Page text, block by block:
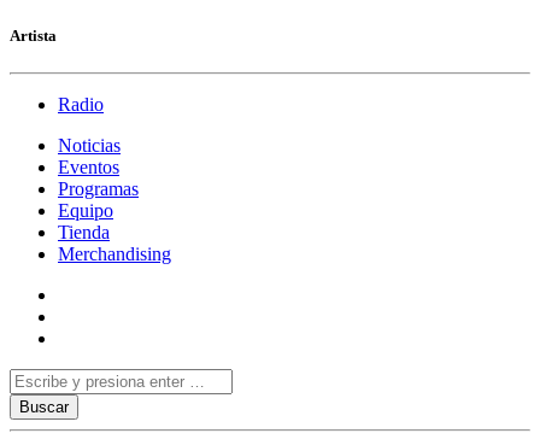
Artista
Radio
Noticias
Eventos
Programas
Equipo
Tienda
Merchandising